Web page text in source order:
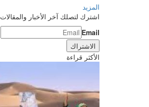
المزيد
اشترك لتصلك آخر الأخبار والمقالات
Email
الأكثر قراءة